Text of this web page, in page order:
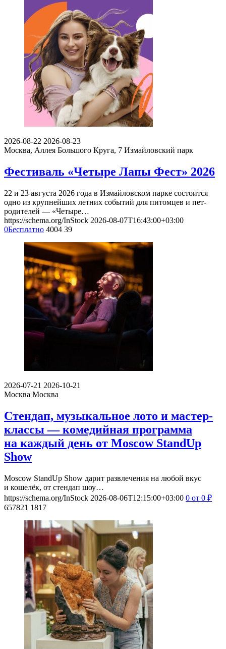
2026-08-22 2026-08-23
Москва, Аллея Большого Круга, 7 Измайловский парк
Фестиваль «Четыре Лапы Фест» 2026
22 и 23 августа 2026 года в Измайловском парке состоится
одно из крупнейших летних событий для питомцев и пет-
родителей — «Четыре…
https://schema.org/InStock 2026-08-07T16:43:00+03:00
0Бесплатно 4004 39
2026-07-21 2026-10-21
Москва Москва
Стендап, музыкальное лото и мастер-
классы — комедийная программа
на каждый день от Moscow StandUp
Show
Moscow StandUp Show дарит развлечения на любой вкус
и кошелёк, от стендап шоу…
https://schema.org/InStock 2026-08-06T12:15:00+03:00 0 от 0 ₽
657821 1817